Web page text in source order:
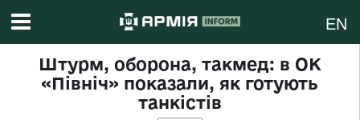
EN
Штурм, оборона, такмед: в ОК
«Північ» показали, як готують
танкістів